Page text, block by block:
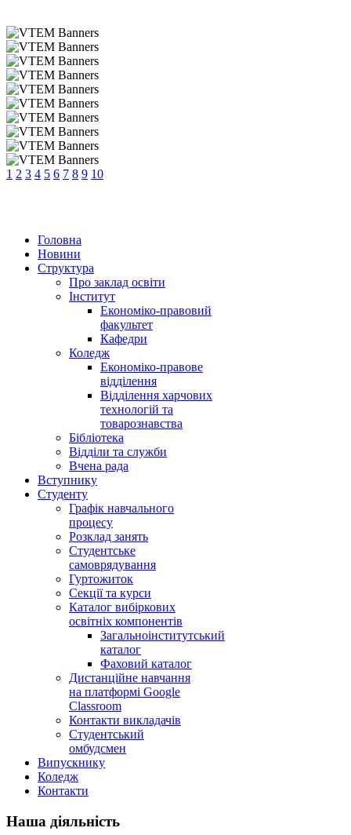
1 2 3 4 5 6 7 8 9 10
Головна
Новини
Структура
Про заклад освіти
Інститут
Економіко-правовий
факультет
Кафедри
Коледж
Економіко-правове
відділення
Відділення харчових
технологій та
товарознавства
Бібліотека
Відділи та служби
Вчена рада
Вступнику
Студенту
Графік навчального
процесу
Розклад занять
Студентське
самоврядування
Гуртожиток
Секції та курси
Каталог вибіркових
освітніх компонентів
Загальноінститутський
каталог
Фаховий каталог
Дистанційне навчання
на платформі Google
Classroom
Контакти викладачів
Студентський
омбудсмен
Випускнику
Коледж
Контакти
Наша діяльність